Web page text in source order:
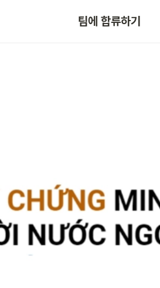
팀에 합류하기